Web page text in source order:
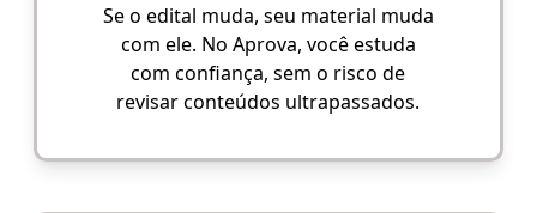
Se o edital muda, seu material muda
com ele. No Aprova, você estuda
com confiança, sem o risco de
revisar conteúdos ultrapassados.